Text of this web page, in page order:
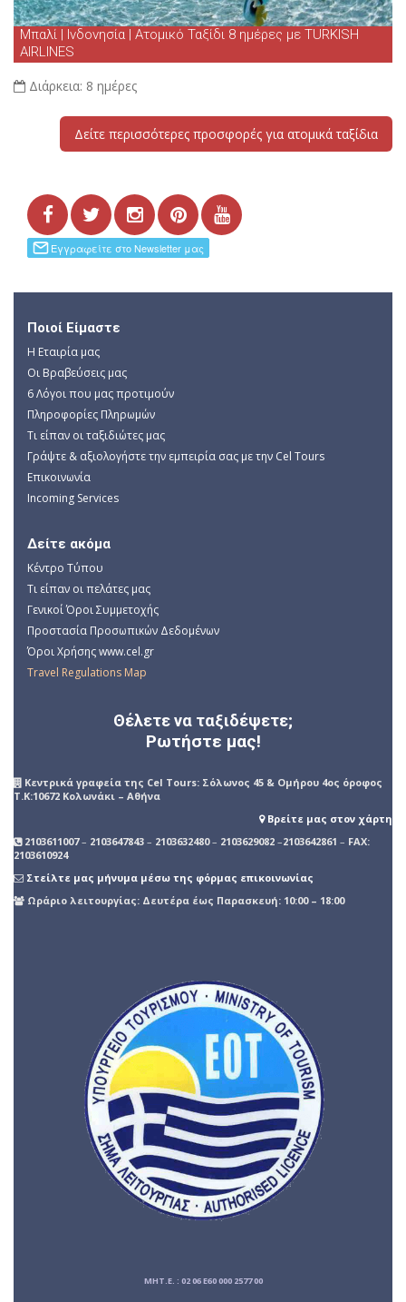
Μπαλί | Ινδονησία | Ατομικό Ταξίδι 8 ημέρες με TURKISH
AIRLINES
Διάρκεια: 8 ημέρες
Δείτε περισσότερες προσφορές για ατομικά ταξίδια
Ποιοί Είμαστε
Η Εταιρία μας
Οι Βραβεύσεις μας
6 Λόγοι που μας προτιμούν
Πληροφορίες Πληρωμών
Τι είπαν οι ταξιδιώτες μας
Γράψτε & αξιολογήστε την εμπειρία σας με την Cel Tours
Επικοινωνία
Incoming Services
Δείτε ακόμα
Κέντρο Τύπου
Τι είπαν οι πελάτες μας
Γενικοί Όροι Συμμετοχής
Προστασία Προσωπικών Δεδομένων
Όροι Χρήσης www.cel.gr
Travel Regulations Map
Θέλετε να ταξιδέψετε;
Ρωτήστε μας!
Kεντρικά γραφεία της Cel Tours: Σόλωνος 45 & Ομήρου 4ος όροφος
Τ.Κ:10672 Κολωνάκι – Αθήνα
Βρείτε μας στον χάρτη
2103611007– 2103647843 – 2103632480– 2103629082 –2103642861 – FAX:
2103610924
Στείλτε μας μήνυμα μέσω της φόρμας επικοινωνίας
Ωράριο λειτουργίας: Δευτέρα έως Παρασκευή: 10:00 – 18:00
ΜΗΤ.Ε. : 02 06 E60 000 2577 00